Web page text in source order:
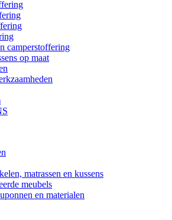
camperstoffering
op maat
matrassen en kussens
meubels
en materialen